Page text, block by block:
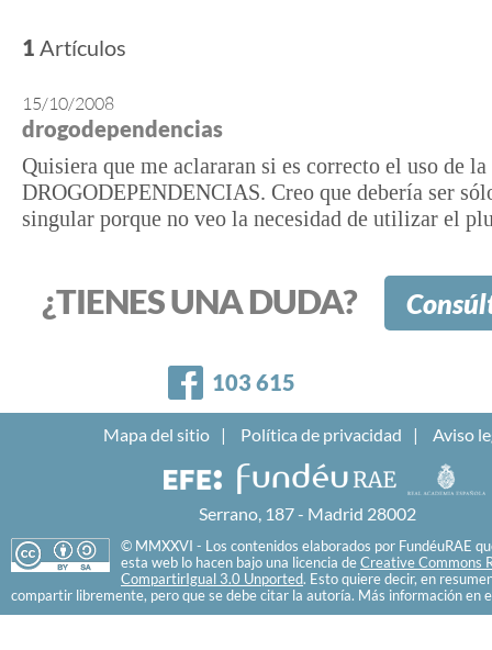
1 Artículos
15/10/2008
drogodependencias
Quisiera que me aclararan si es correcto el uso de la
DROGODEPENDENCIAS. Creo que debería ser
singular porque no veo la necesidad de utilizar el
¿TIENES UNA DUDA?
Facebook
103 615
Mapa del sitio Política de privacidad Aviso
Serrano, 187 - Madrid 28002
© MMXXVI - Los contenidos elaborados por FundéuRAE
esta web lo hacen bajo una licencia de Creative Commons
CompartirIgual 3.0 Unported. Esto quiere decir, en
compartir libremente, pero que se debe citar la autoría. Más información en